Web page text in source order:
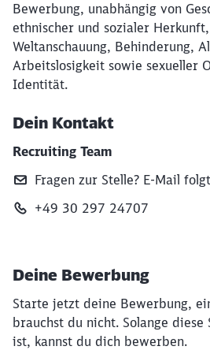
Bewerbung, unabhängig von
ethnischer und sozialer
Weltanschauung, Behinderung,
Arbeitslosigkeit sowie sexueller
Identität.
Dein Kontakt
Recruiting Team
Fragen zur Stelle? E‑Mail
+49 30 297 24707
Deine Bewerbung
Starte jetzt deine Bewerbung,
brauchst du nicht. Solange
ist, kannst du dich bewerben.